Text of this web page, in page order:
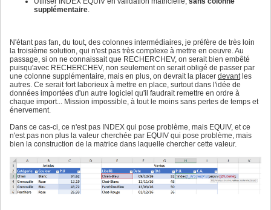
supplémentaire
N'étant pas fan, du tout, des colonnes intermédiaires, je préfère de très loin
la troisième solution, qui n'est pas très complexe à mettre en oeuvre. Au
passage, si on ne connaissait que RECHERCHEV, on serait bien embêté
puisqu'avec RECHERCHEV, non seulement on serait obligé de passer par
une colonne supplémentaire, mais en plus, on devrait la placer devant les
autres. Ce serait fort laborieux à mettre en place, surtout dans l'idée de
données importées d'un autre logiciel qu'il faudrait remettre en ordre à
chaque import... Mission impossible, à tout le moins sans pertes de temps et
énervement.
Dans ce cas-ci, ce n'est pas INDEX qui pose problème, mais EQUIV, et ce
n'est pas non plus la valeur cherchée par EQUIV qui pose problème, mais
bien la construction de la matrice dans laquelle chercher cette valeur.